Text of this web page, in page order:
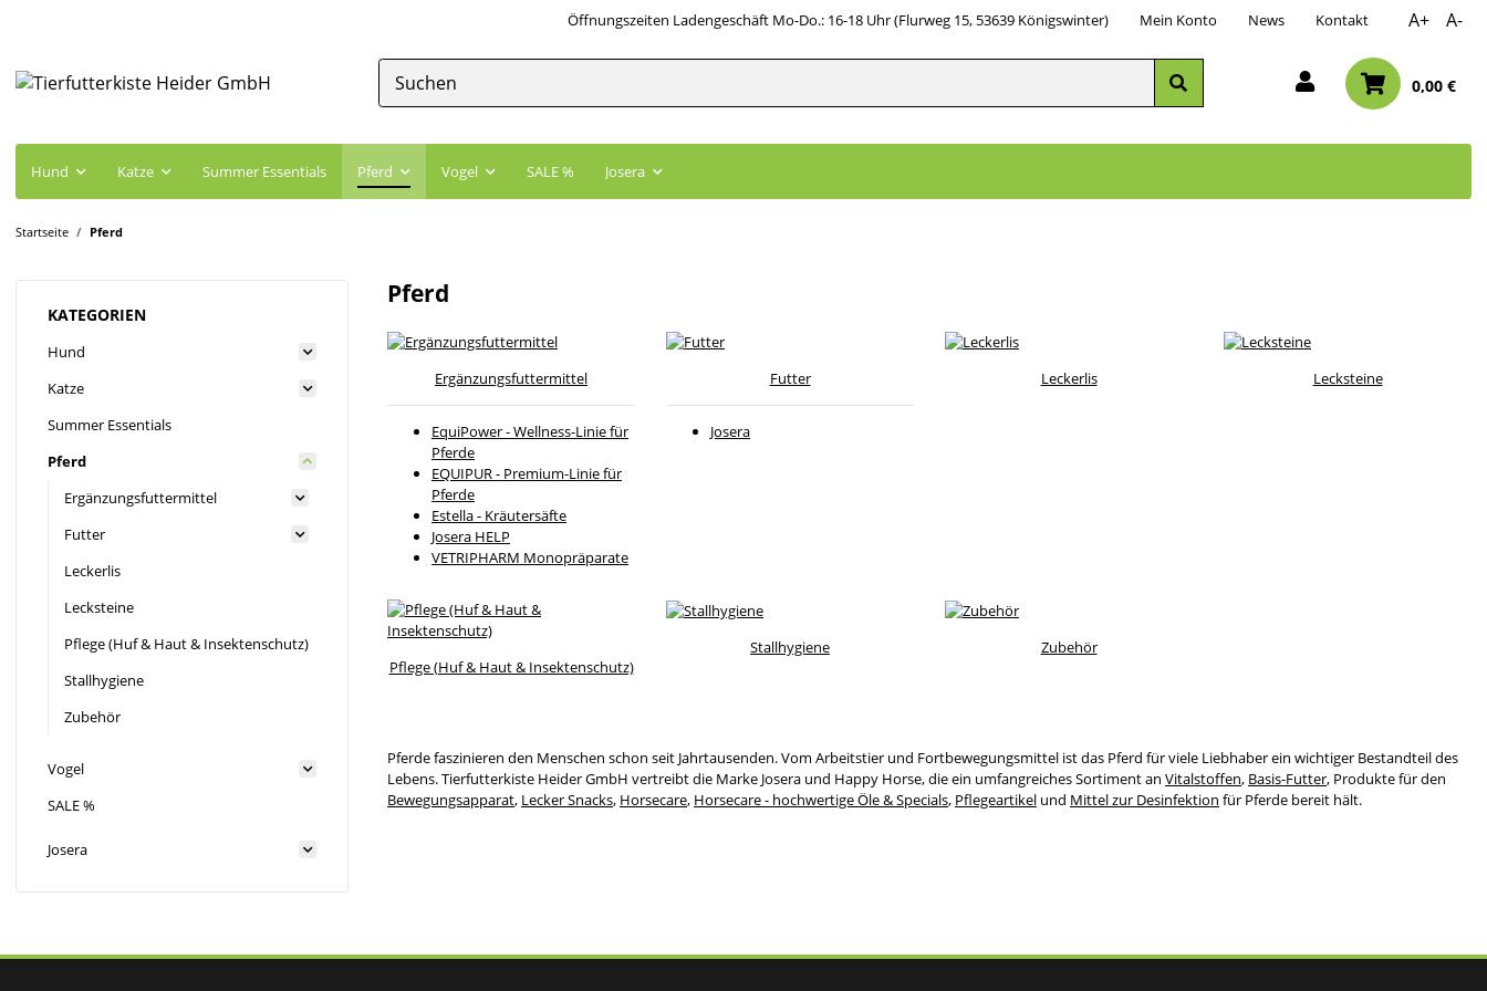
Öffnungszeiten Ladengeschäft Mo-Do.: 16-18 Uhr (Flurweg 15, 53639 Königswinter) Mein Konto News Kontakt A+ A-
0,00 €
Hund Katze Summer Essentials Pferd Vogel SALE % Josera
Startseite Pferd
Pferd
Ergänzungsfuttermittel
EquiPower - Wellness-Linie für
Pferde
EQUIPUR - Premium-Linie für
Pferde
Estella - Kräutersäfte
Josera HELP
VETRIPHARM Monopräparate
Futter
Josera
Leckerlis Lecksteine
Pflege (Huf & Haut & Insektenschutz)
Stallhygiene Zubehör
Pferde faszinieren den Menschen schon seit Jahrtausenden. Vom Arbeitstier und Fortbewegungsmittel ist das Pferd für viele Liebhaber ein wichtiger Bestandteil des
Lebens. Tierfutterkiste Heider GmbH vertreibt die Marke Josera und Happy Horse, die ein umfangreiches Sortiment an Vitalstoffen, Basis-Futter, Produkte für den
Bewegungsapparat, Lecker Snacks, Horsecare, Horsecare - hochwertige Öle & Specials, Pflegeartikel und Mittel zur Desinfektion für Pferde bereit hält.
KATEGORIEN
Hund
Katze
Summer Essentials
Pferd
Ergänzungsfuttermittel
Futter
Leckerlis
Lecksteine
Pflege (Huf & Haut & Insektenschutz)
Stallhygiene
Zubehör
Vogel
SALE %
Josera